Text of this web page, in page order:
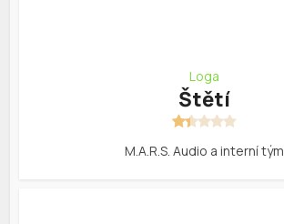
Loga
Štětí
M.A.R.S. Audio a interní tým